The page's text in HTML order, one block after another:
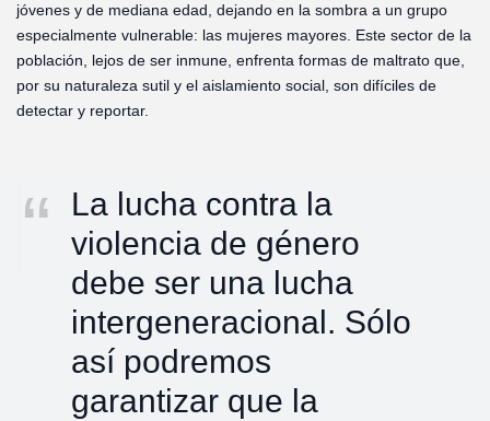
jóvenes y de mediana edad, dejando en la sombra a un grupo
especialmente vulnerable: las mujeres mayores. Este sector de la
población, lejos de ser inmune, enfrenta formas de maltrato que,
por su naturaleza sutil y el aislamiento social, son difíciles de
detectar y reportar.
La lucha contra la
violencia de género
debe ser una lucha
intergeneracional. Sólo
así podremos
garantizar que la